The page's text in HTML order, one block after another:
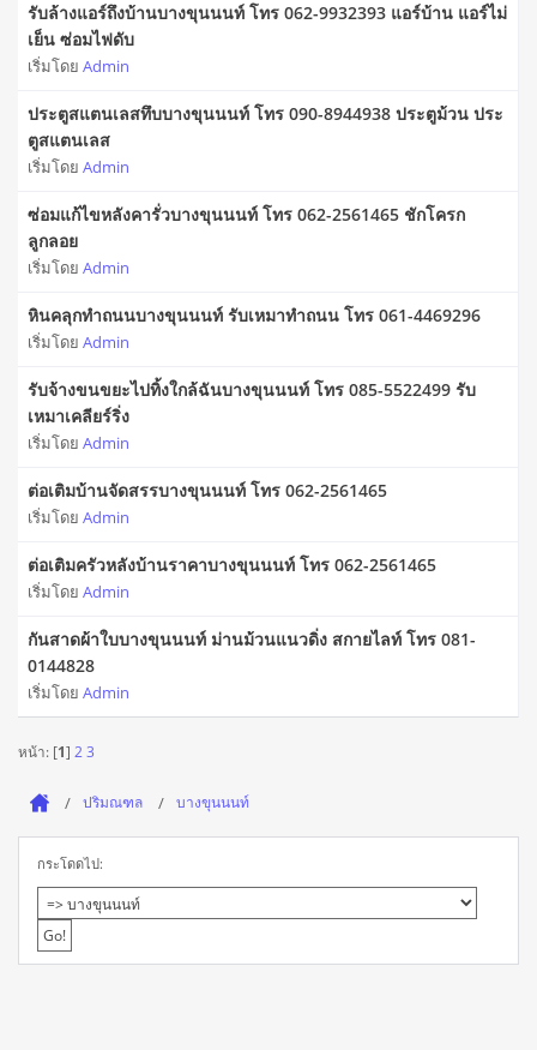
รับล้างแอร์ถึงบ้านบางขุนนนท์ โทร 062-9932393 แอร์บ้าน แอร์ไม่
เย็น ซ่อมไฟดับ
เริ่มโดย Admin
ประตูสแตนเลสทึบบางขุนนนท์ โทร 090-8944938 ประตูม้วน ประ
ตูสแตนเลส
เริ่มโดย Admin
ซ่อมแก้ไขหลังคารั่วบางขุนนนท์ โทร 062-2561465 ชักโครก
ลูกลอย
เริ่มโดย Admin
หินคลุกทำถนนบางขุนนนท์ รับเหมาทำถนน โทร 061-4469296
เริ่มโดย Admin
รับจ้างขนขยะไปทิ้งใกล้ฉันบางขุนนนท์ โทร 085-5522499 รับ
เหมาเคลียร์ริ่ง
เริ่มโดย Admin
ต่อเติมบ้านจัดสรรบางขุนนนท์ โทร 062-2561465
เริ่มโดย Admin
ต่อเติมครัวหลังบ้านราคาบางขุนนนท์ โทร 062-2561465
เริ่มโดย Admin
กันสาดผ้าใบบางขุนนนท์ ม่านม้วนแนวดิ่ง สกายไลท์ โทร 081-
0144828
เริ่มโดย Admin
หน้า: [1] 23
ปริมณฑล บางขุนนนท์
กระโดดไป: